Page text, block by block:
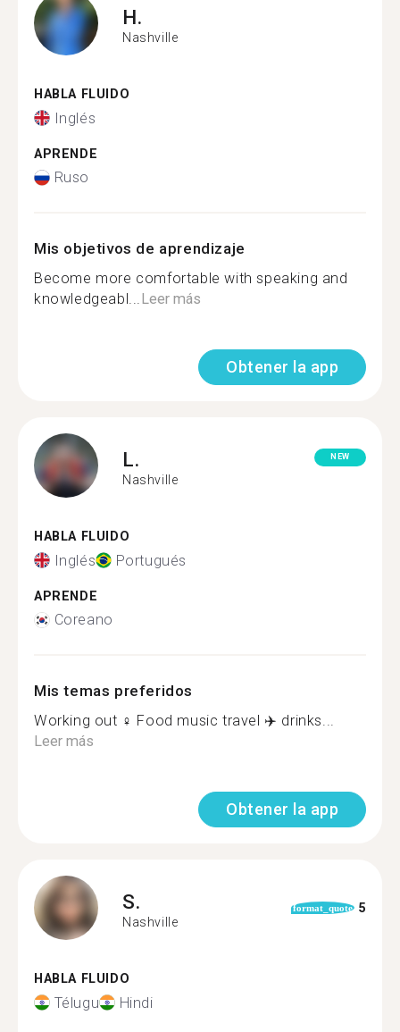
H.
Nashville
HABLA FLUIDO
Inglés
APRENDE
Ruso
Mis objetivos de aprendizaje
Become more comfortable with speaking and
knowledgeabl...Leer más
Obtener la app
L.
Nashville
NEW
HABLA FLUIDO
Inglés Portugués
APRENDE
Coreano
Mis temas preferidos
Working out ️‍♀️ Food music travel ✈️ drinks...
Leer más
Obtener la app
S.
Nashville
format_quote 5
HABLA FLUIDO
Télugu Hindi